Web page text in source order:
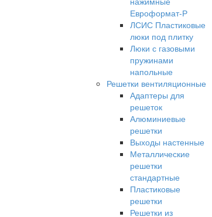
Евроформат-Р
ЛСИС Пластиковые
люки под плитку
Люки с газовыми
пружинами
напольные
Решетки вентиляционные
Адаптеры для
решеток
Алюминиевые
решетки
Выходы настенные
Металлические
решетки
стандартные
Пластиковые
решетки
Решетки из